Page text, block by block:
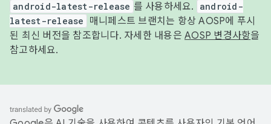
android-latest-release 를 사용하세요.
android-
latest-release
매니페스트 브랜치는 항상 AOSP에 푸시
된 최신 버전을 참조합니다. 자세한 내용은 AOSP 변경사항을
참고하세요.